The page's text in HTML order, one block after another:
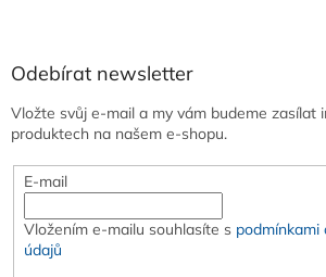
Odebírat newsletter
Vložte svůj e-mail a my vám budeme zasílat
produktech na našem e-shopu.
E-mail
Vložením e-mailu souhlasíte s podmínkami
údajů